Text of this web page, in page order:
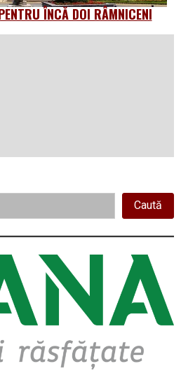
ÎNCĂ DOI RÂMNICENI
Caută